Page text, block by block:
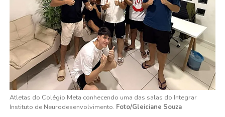
Atletas do Colégio Meta conhecendo uma das salas do Integrar
Instituto de Neurodesenvolvimento. Foto/Gleiciane Souza